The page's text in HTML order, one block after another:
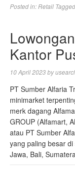
Posted in: Retail
Kantor
10 April 2023by
PT Sumber Alfaria
minimarket
merk dagang
GROUP (Alfamart,
atau PT Sumber
yang paling besar
Jawa, Bali,